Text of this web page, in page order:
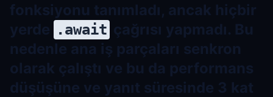
fonksiyonu tanımladı, ancak hiçbir
yerde .await çağrısı yapmadı. Bu
nedenle ana iş parçaları senkron
olarak çalıştı ve bu da performans
düşüşüne ve yanıt süresinde 3 kat